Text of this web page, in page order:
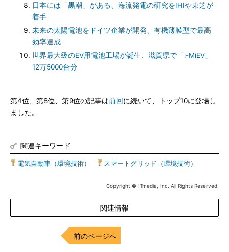
日本には「黒潮」がある、海流発電の研究をIHIや東芝が
着手
未来の太陽電池をドイツ企業が開発、有機薄膜型で最高
効率達成
世界最大級のEV用電池工場が誕生、滋賀県で「i-MiEV」
12万5000台分
第4位、第8位、第9位の記事は前回に続いて、トップ10に登場し
ました。
関連キーワード
電気自動車（環境技術） スマートグリッド（環境技術）
Copyright © ITmedia, Inc. All Rights Reserved.
関連情報
前のページへ